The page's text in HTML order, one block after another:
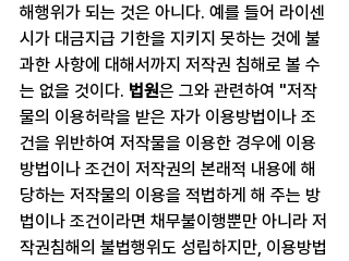
해행위가 되는 것은 아니다. 예를 들어 라이센
시가 대금지급 기한을 지키지 못하는 것에 불
과한 사항에 대해서까지 저작권 침해로 볼 수
는 없을 것이다. 법원은 그와 관련하여 "저작
물의 이용허락을 받은 자가 이용방법이나 조
건을 위반하여 저작물을 이용한 경우에 이용
방법이나 조건이 저작권의 본래적 내용에 해
당하는 저작물의 이용을 적법하게 해 주는 방
법이나 조건이라면 채무불이행뿐만 아니라 저
작권침해의 불법행위도 성립하지만, 이용방법